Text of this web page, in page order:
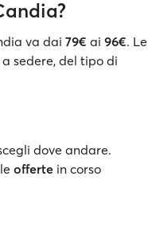
va dai 79€ ai 96€. Le
sedere, del tipo di
dove andare.
offerte in corso